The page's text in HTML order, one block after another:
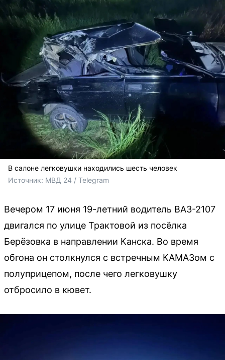
В салоне легковушки находились шесть человек
Источник: МВД 24 / Telegram
Вечером 17 июня 19-летний водитель ВАЗ-2107
двигался по улице Трактовой из посёлка
Берёзовка в направлении Канска. Во время
обгона он столкнулся с встречным КАМАЗом с
полуприцепом, после чего легковушку
отбросило в кювет.